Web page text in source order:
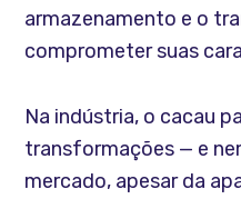
armazenamento e o
comprometer suas
Na indústria, o cacau
transformações — e
mercado, apesar da